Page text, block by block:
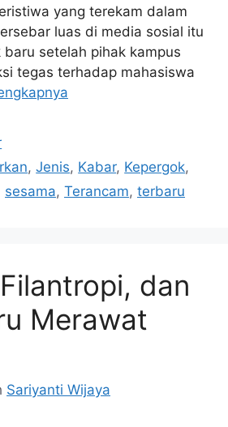
yang terekam dalam
luas di media sosial itu
setelah pihak kampus
tegas terhadap mahasiswa
,Jenis, Kabar, Kepergok,
sesama, Terancam, terbaru
dan
Merawat
Sariyanti Wijaya